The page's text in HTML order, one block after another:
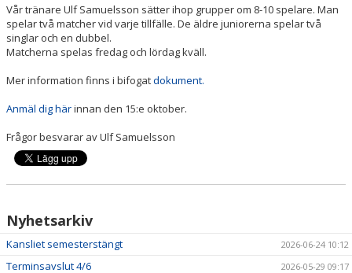
KÖP KLUBBKLÄDER
ÅTK TRÄNINGSVERKSAMHET
Vår tränare Ulf Samuelsson sätter ihop grupper om 8-10 spelare. Man
spelar två matcher vid varje tillfälle. De äldre juniorerna spelar två
singlar och en dubbel.
Matcherna spelas fredag och lördag kväll.
Mer information finns i bifogatdokument.
Anmäl dig härinnan den 15:e oktober.
Frågor besvarar av Ulf Samuelsson
Nyhetsarkiv
Kansliet semesterstängt 2026-06-24 10:12
Terminsavslut 4/6 2026-05-29 09:17